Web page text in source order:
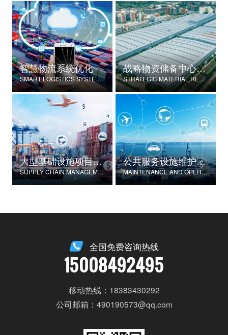
智慧物流系统优化
SMART LOGISTICS SYSTEM OPTIMIZATION
战略物资储备中心建设
STRATEGIC MATERIAL RESERVE CENTER CONSTRUCTION
大型基础设施项目物资供应链管理
SUPPLY CHAIN MANAGEMENT FOR LARGE-SCALE INFRASTRUCTURE PROJECTS
公共服务设施维护与运营
MAINTENANCE AND OPERATION OF PUBLIC SERVICE FACILITIES
全国免费咨询热线
15008492495
移动热线：18383430292
公司邮箱：490190573@qq.com